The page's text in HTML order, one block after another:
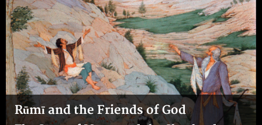
Rūmī and the Friends of God